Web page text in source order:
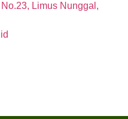
Limus Nunggal,